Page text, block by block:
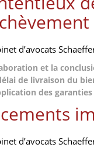
d’avocats
et la
de livraison du
des
d’avocats